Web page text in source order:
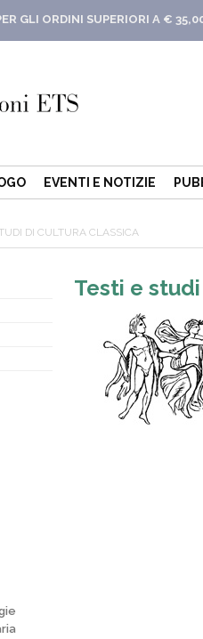
GLI ORDINI SUPERIORI A €
EVENTI E NOTIZIE
DI CULTURA CLASSICA
Testi e